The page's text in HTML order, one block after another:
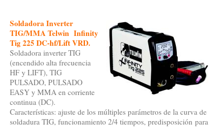
Soldadora Inverter
TIG/MMA Telwin Infinity
Tig 225 DC-hf/Lift VRD.
Soldadora inverter TIG
(encendido alta frecuencia
HF y LIFT), TIG
PULSADO, PULSADO
EASY y MMA en corriente
continua (DC).
Características: ajuste de los múltiples parámetros de la curva de
soldadura TIG, funcionamiento 2/4 tiempos, predisposición para